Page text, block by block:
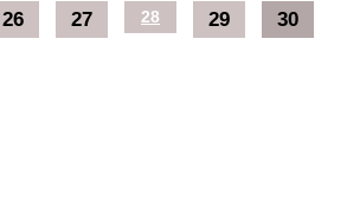
26 27 28 29 30